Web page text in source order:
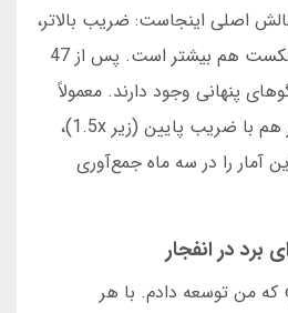
اصلی اینجاست: ضریب بالاتر،
سود بیشتر، اما ریسک شکست هم بیشتر است. پس از 47
پنهانی وجود دارند. معمولاً
بعد از چهار دور پشت سر هم با ضریب پایین (زیر 1.5x)،
آمار را در سه ماه جمع‌آوری
برد در انفجار
که من توسعه دادم. با هر